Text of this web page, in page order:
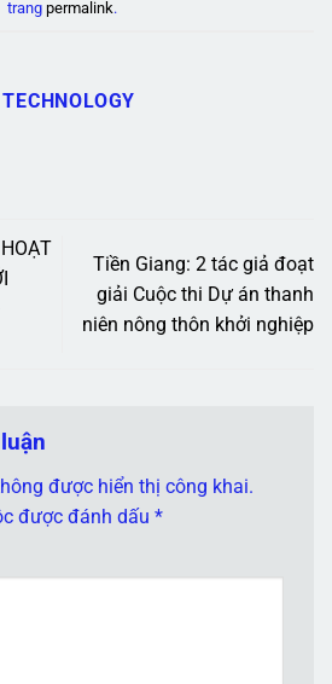
trang permalink.
Tiền Giang: 2 tác giả đoạt
giải Cuộc thi Dự án thanh
niên nông thôn khởi nghiệp
được hiển thị công khai.
được đánh dấu *